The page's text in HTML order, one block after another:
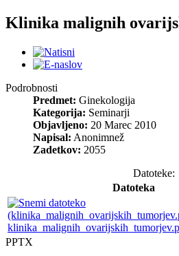
Klinika malignih
Podrobnosti
Predmet: Ginekologija
Kategorija: Seminarji
Objavljeno: 20 Marec 2010
Napisal: Anonimnež
Zadetkov: 2055
Datoteke:
Datoteka
PPTX